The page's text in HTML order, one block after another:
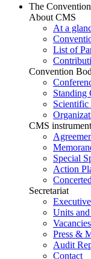
The Convention
About CMS
At a
List of
Convention
Standing
CMS
Special
Action
Secretariat
Units
Press &
Audit
Contact